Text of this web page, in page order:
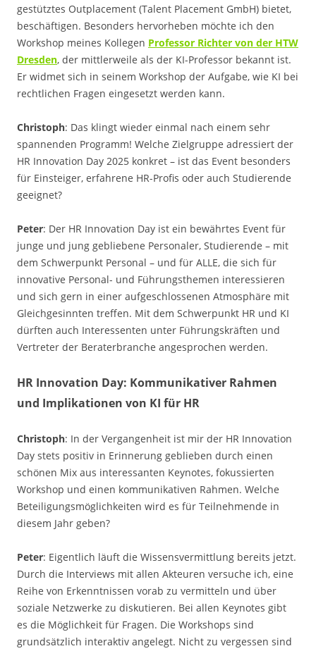
gestütztes Outplacement (Talent Placement GmbH) bietet,
beschäftigen. Besonders hervorheben möchte ich den
Workshop meines Kollegen Professor Richter von der HTW
Dresden, der mittlerweile als der KI-Professor bekannt ist.
Er widmet sich in seinem Workshop der Aufgabe, wie KI bei
rechtlichen Fragen eingesetzt werden kann.
Christoph: Das klingt wieder einmal nach einem sehr
spannenden Programm! Welche Zielgruppe adressiert der
HR Innovation Day 2025 konkret – ist das Event besonders
für Einsteiger, erfahrene HR-Profis oder auch Studierende
geeignet?
Peter: Der HR Innovation Day ist ein bewährtes Event für
junge und jung gebliebene Personaler, Studierende – mit
dem Schwerpunkt Personal – und für ALLE, die sich für
innovative Personal- und Führungsthemen interessieren
und sich gern in einer aufgeschlossenen Atmosphäre mit
Gleichgesinnten treffen. Mit dem Schwerpunkt HR und KI
dürften auch Interessenten unter Führungskräften und
Vertreter der Beraterbranche angesprochen werden.
HR Innovation Day: Kommunikativer Rahmen
und Implikationen von KI für HR
Christoph: In der Vergangenheit ist mir der HR Innovation
Day stets positiv in Erinnerung geblieben durch einen
schönen Mix aus interessanten Keynotes, fokussierten
Workshop und einen kommunikativen Rahmen. Welche
Beteiligungsmöglichkeiten wird es für Teilnehmende in
diesem Jahr geben?
Peter: Eigentlich läuft die Wissensvermittlung bereits jetzt.
Durch die Interviews mit allen Akteuren versuche ich, eine
Reihe von Erkenntnissen vorab zu vermitteln und über
soziale Netzwerke zu diskutieren. Bei allen Keynotes gibt
es die Möglichkeit für Fragen. Die Workshops sind
grundsätzlich interaktiv angelegt. Nicht zu vergessen sind